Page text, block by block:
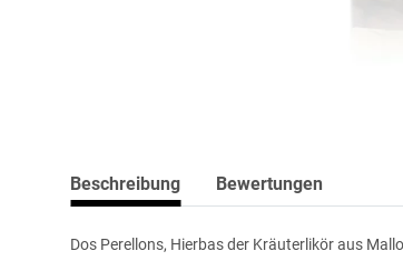
Beschreibung Bewertungen
Dos Perellons, Hierbas der Kräuterlikör aus